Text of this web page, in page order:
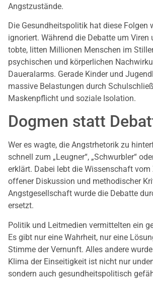
Angstzustände.
Die Gesundheitspolitik hat diese Folgen
ignoriert. Während die Debatte um
tobte, litten Millionen Menschen im
psychischen und körperlichen
Daueralarms. Gerade Kinder und
massive Belastungen durch
Maskenpflicht und soziale Isolation.
Dogmen statt
Wer es wagte, die Angstrhetorik zu
schnell zum „Leugner“, „Schwurbler“
erklärt. Dabei lebt die Wissenschaft vom
offener Diskussion und methodischer
Angstgesellschaft wurde die Debatte
ersetzt.
Politik und Leitmedien vermittelten ein
Es gibt nur eine Wahrheit, nur eine
Stimme der Vernunft. Alles andere
Klima der Einseitigkeit ist nicht nur
sondern auch gesundheitspolitisch